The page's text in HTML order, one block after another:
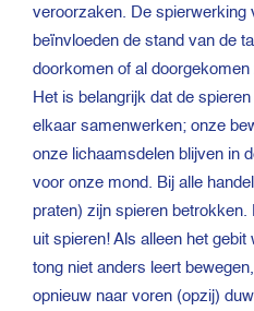
veroorzaken. De spierwerking
beïnvloeden de stand van de
doorkomen of al doorgekomen
Het is belangrijk dat de
elkaar samenwerken; onze
onze lichaamsdelen blijven in
voor onze mond. Bij alle
praten) zijn spieren
uit spieren! Als alleen het
tong niet anders leert
opnieuw naar voren (opzij)